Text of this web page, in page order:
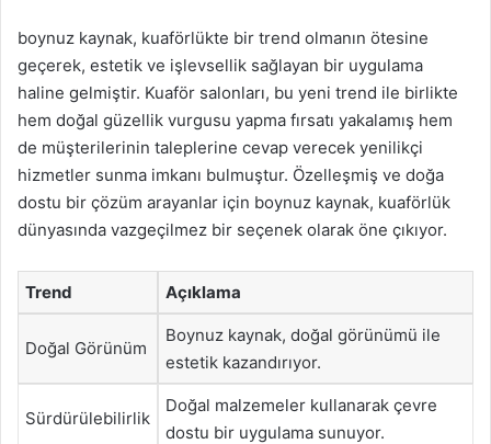
boynuz kaynak, kuaförlükte bir trend olmanın ötesine
geçerek, estetik ve işlevsellik sağlayan bir uygulama
haline gelmiştir. Kuaför salonları, bu yeni trend ile birlikte
hem doğal güzellik vurgusu yapma fırsatı yakalamış hem
de müşterilerinin taleplerine cevap verecek yenilikçi
hizmetler sunma imkanı bulmuştur. Özelleşmiş ve doğa
dostu bir çözüm arayanlar için boynuz kaynak, kuaförlük
dünyasında vazgeçilmez bir seçenek olarak öne çıkıyor.
Trend Açıklama
Doğal Görünüm
Boynuz kaynak, doğal görünümü ile
estetik kazandırıyor.
Sürdürülebilirlik
Doğal malzemeler kullanarak çevre
dostu bir uygulama sunuyor.